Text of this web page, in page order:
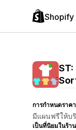
Shopify
การกำหนดราคา
มีแผนฟรีให้บ
เป็นที่นิยมในร้